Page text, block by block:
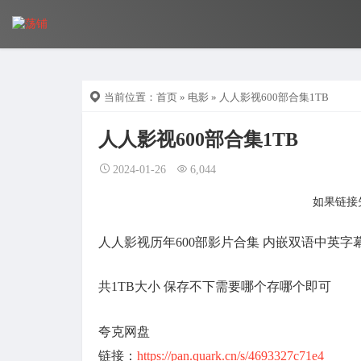
当前位置： 首页 » 电影 » 人人影视600部合集1TB
人人影视600部合集1TB
2024-01-26 6,044
如果链接
人人影视历年600部影片合集 内嵌双语中英字
共1TB大小 保存不下需要哪个存哪个即可
夸克网盘
链接： https://pan.quark.cn/s/4693327c71e4